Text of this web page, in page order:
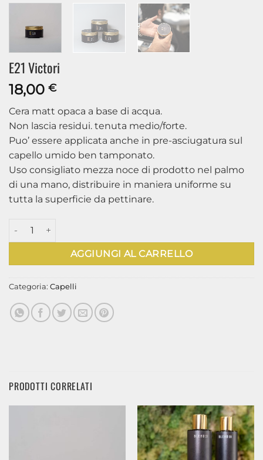
E21 Victori
18,00 €
Cera matt opaca a base di acqua.
Non lascia residui. tenuta medio/forte.
Puo’ essere applicata anche in pre-asciugatura sul
capello umido ben tamponato.
Uso consigliato mezza noce di prodotto nel palmo
di una mano, distribuire in maniera uniforme su
tutta la superficie da pettinare.
E21 Victori quantità
AGGIUNGI AL CARRELLO
Categoria: Capelli
PRODOTTI CORRELATI